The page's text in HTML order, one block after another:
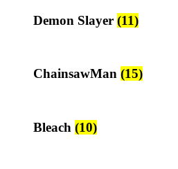
Demon Slayer (11)
ChainsawMan (15)
Bleach (10)